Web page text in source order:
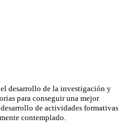
desarrollo de la investigación y
para conseguir una mejor
de actividades formativas
contemplado.